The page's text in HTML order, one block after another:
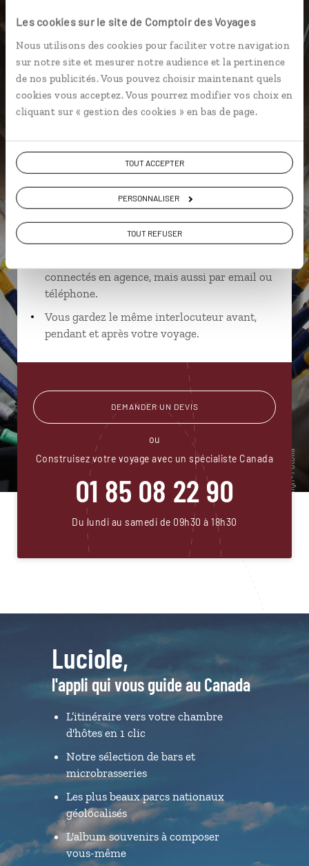
Les cookies sur le site de Comptoir des Voyages
Nous utilisons des cookies pour faciliter votre navigation
sur notre site et mesurer notre audience et la pertinence
de nos publicités. Vous pouvez choisir maintenant quels
cookies vous acceptez. Vous pourrez modifier vos choix en
cliquant sur « gestion des cookies » en bas de page.
TOUT ACCEPTER
PERSONNALISER
TOUT REFUSER
Province de Québec Saint Laurent
Baie des Sept Îles
Emma,
Suivez vos envies et demandez conseils à nos
spécialistes
Ils sauront organiser votre itinéraire au plus
près de vos envies et de la réalité du pays.
connectés en agence, mais aussi par email ou
téléphone.
Vous gardez le même interlocuteur avant,
pendant et après votre voyage.
DEMANDER UN DEVIS
ou
Construisez votre voyage avec un spécialiste Canada
01 85 08 22 90
Du lundi au samedi de 09h30 à 18h30
Luciole,
l'appli qui vous guide au Canada
L’itinéraire vers votre chambre
d'hôtes en 1 clic
Notre sélection de bars et
microbrasseries
Les plus beaux parcs nationaux
géolocalisés
L'album souvenirs à composer
vous-même